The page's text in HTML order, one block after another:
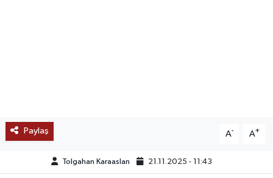
Paylaş A- A+
Tolgahan Karaaslan 21.11.2025 - 11:43
TREND
MEDYA